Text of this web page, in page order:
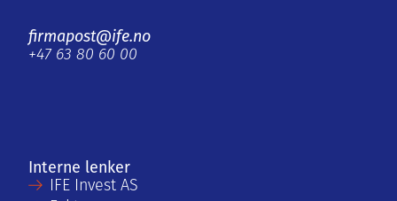
firmapost@ife.no
+47 63 80 60 00
Interne lenker
IFE Invest AS